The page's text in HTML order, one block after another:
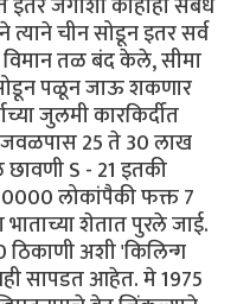
चीन सोडून इतर सर्व
तळ बंद केले, सीमा
पळून जाऊ शकणार
जुलमी कारकिर्दीत
जवळपास 25 ते 30 लाख
S - 21 इतकी
लोकांपैकी फक्त 7
शेतात पुरले जाई.
अशी 'किलिन्ग
सापडत आहेत. मे 1975